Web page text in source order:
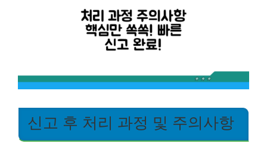
신고 후 처리 과정 및 주의사항